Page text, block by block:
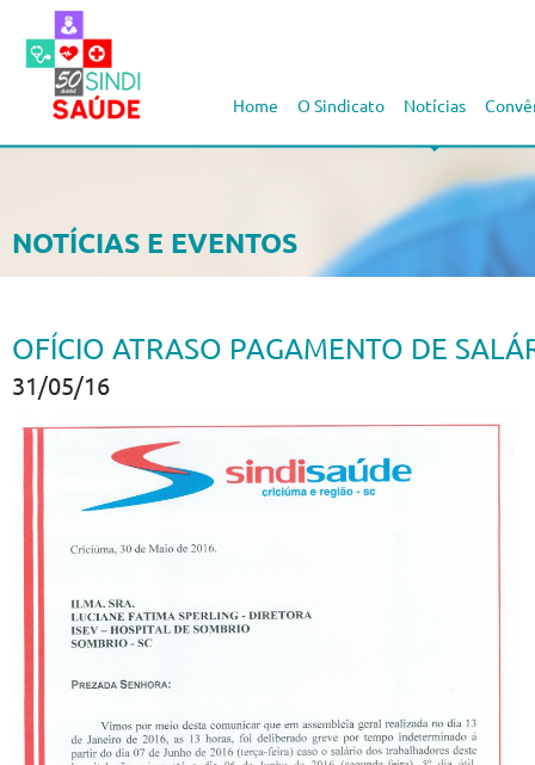
Notícias
O Sindicato
Home
NOTÍCIAS E EVENTOS
OFÍCIO ATRASO PAGAMENTO DE
31/05/16